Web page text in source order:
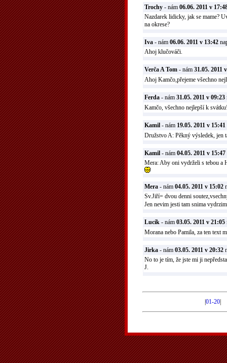
Trochy - nám 06.06. 2011 v
Nazdarek lidicky, jak se mame?
na okrese?
Iva - nám 06.06. 2011 v 13:42
Ahoj klučováči.
Verča A Tom - nám 31.05. 2011
Ahoj Kamčo,přejeme všechno
Ferda - nám 31.05. 2011 v 09:23
Kamčo, všechno nejlepší k
Kamil - nám 19.05. 2011 v 15:41
Družstvo A: Pěkný výsledek, jen
Kamil - nám 04.05. 2011 v 15:47
Mera: Aby oni vydrželi s tebou a
Mera - nám 04.05. 2011 v 15:02
Sv.Jiří= dvou denni
Jen nevim jesti tam snima
Lucík - nám 03.05. 2011 v 21:05
Morana nebo Pamila, za ten text
Jirka - nám 03.05. 2011 v 20:32
No to je tím, že jste mi ji
J.
01-20